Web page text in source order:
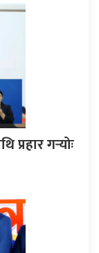
प्रहार गर्‍योः